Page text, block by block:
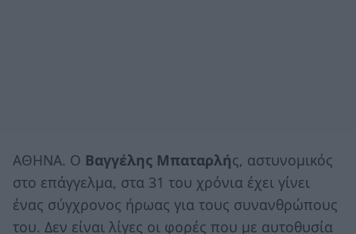
ΑΘΗΝΑ. Ο Βαγγέλης Μπαταρλής, αστυνομικός
στο επάγγελμα, στα 31 του χρόνια έχει γίνει
ένας σύγχρονος ήρωας για τους συνανθρώπους
του. Δεν είναι λίγες οι φορές που με αυτοθυσία